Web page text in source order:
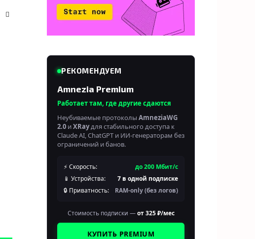
РЕКОМЕНДУЕМ
Amnezia Premium
Работает там, где другие сдаются
Неубиваемые протоколы AmneziaWG
2.0 иXRayдля стабильного доступа к
Claude AI, ChatGPT и ИИ-генераторам без
ограничений и банов.
⚡ Скорость:
до 200 Мбит/с
📱 Устройства:
7 в одной подписке
🔒 Приватность:
RAM-only (без логов)
Стоимость подписки —от 325 ₽/мес
КУПИТЬ PREMIUM